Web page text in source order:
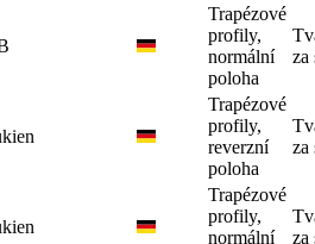
Trapézové
profily,
normální
poloha
za
Trapézové
profily,
reverzní
poloha
za
Trapézové
profily,
normální
za